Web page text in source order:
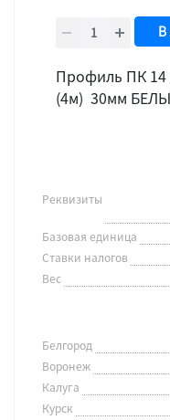
В
Профиль ПК 14
(4м) 30мм
Реквизиты
Базовая единица
Ставки налогов
Вес
Белгород
Воронеж
Калуга
Курск